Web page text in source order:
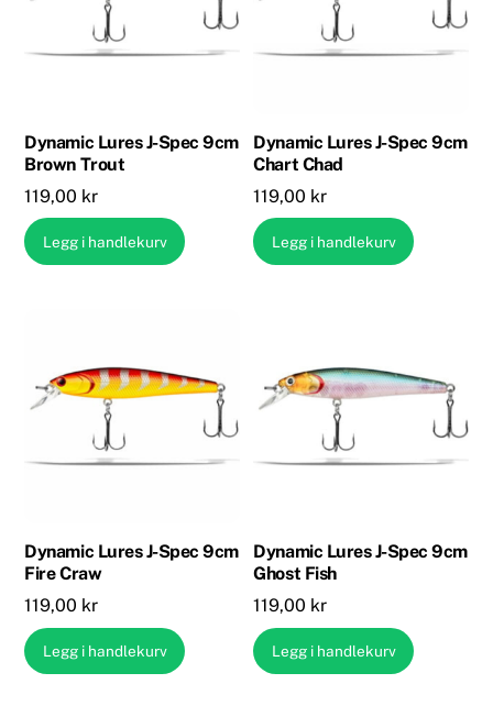
Dynamic Lures J-Spec 9cm
Brown Trout
119,00 kr
Legg i handlekurv
Dynamic Lures J-Spec 9cm
Chart Chad
119,00 kr
Legg i handlekurv
Dynamic Lures J-Spec 9cm
Fire Craw
119,00 kr
Legg i handlekurv
Dynamic Lures J-Spec 9cm
Ghost Fish
119,00 kr
Legg i handlekurv